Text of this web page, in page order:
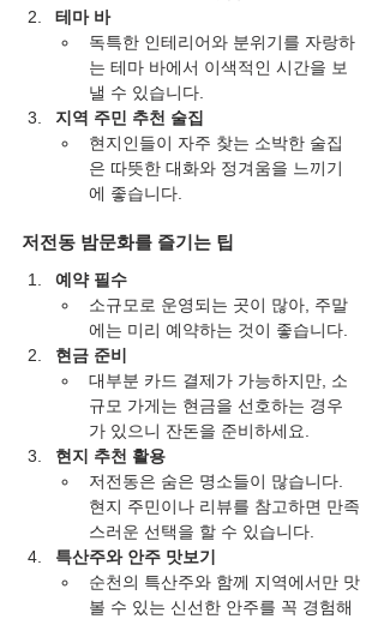
테마 바
독특한 인테리어와 분위기를 자랑하
는 테마 바에서 이색적인 시간을 보
낼 수 있습니다.
지역 주민 추천 술집
현지인들이 자주 찾는 소박한 술집
은 따뜻한 대화와 정겨움을 느끼기
에 좋습니다.
저전동 밤문화를 즐기는 팁
예약 필수
소규모로 운영되는 곳이 많아, 주말
에는 미리 예약하는 것이 좋습니다.
현금 준비
대부분 카드 결제가 가능하지만, 소
규모 가게는 현금을 선호하는 경우
가 있으니 잔돈을 준비하세요.
현지 추천 활용
저전동은 숨은 명소들이 많습니다.
현지 주민이나 리뷰를 참고하면 만족
스러운 선택을 할 수 있습니다.
특산주와 안주 맛보기
순천의 특산주와 함께 지역에서만 맛
볼 수 있는 신선한 안주를 꼭 경험해